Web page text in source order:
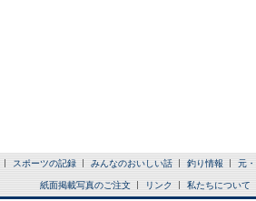
スポーツの記録 みんなのおいしい話 釣り情報 元
紙面掲載写真のご注文 リンク 私たちについて